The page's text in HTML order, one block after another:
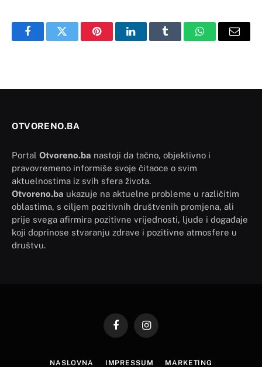
FacebookTwitter PinterestLinkedInTumblr WhatsAppEmail
OTVORENO.BA
Portal Otvoreno.ba nastoji da tačno, objektivno i
pravovremeno informiše svoje čitaoce o svim
aktuelnostima iz svih sfera života.
Otvoreno.ba ukazuje na aktuelne probleme u različitim
oblastima, s ciljem pozitivnih društvenih promjena, ali
prije svega afirmira pozitivne vrijednosti, ljude i događaje
koji doprinose stvaranju zdrave i pozitivne atmosfere u
društvu.
FacebookInstagram
NASLOVNA IMPRESSUM MARKETING